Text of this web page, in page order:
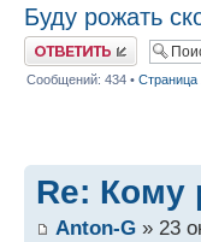
Буду рожать
Ответить
Сообщений: 434 • Страница
Re: Кому
Anton-G » 23